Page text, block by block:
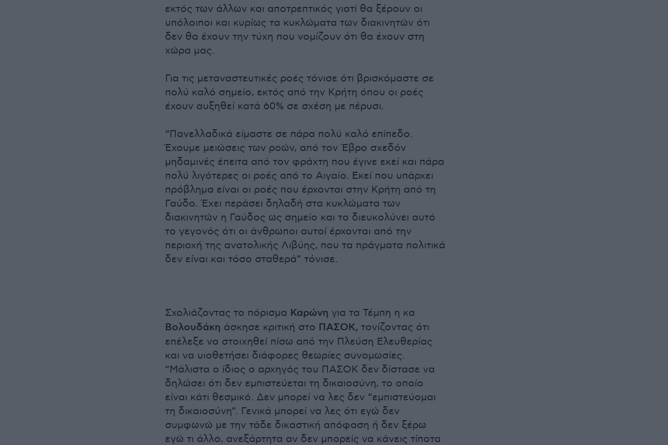
εκτός των άλλων και αποτρεπτικός γιατί θα ξέρουν οι
υπόλοιποι και κυρίως τα κυκλώματα των διακινητών ότι
δεν θα έχουν την τύχη που νομίζουν ότι θα έχουν στη
χώρα μας.
Για τις μεταναστευτικές ροές τόνισε ότι βρισκόμαστε σε
πολύ καλό σημείο, εκτός από την Κρήτη όπου οι ροές
έχουν αυξηθεί κατά 60% σε σχέση με πέρυσι.
“Πανελλαδικά είμαστε σε πάρα πολύ καλό επίπεδο.
Έχουμε μειώσεις των ροών, από τον Έβρο σχεδόν
μηδαμινές έπειτα από τον φράχτη που έγινε εκεί και πάρα
πολύ λιγότερες οι ροές από το Αιγαίο. Εκεί που υπάρχει
πρόβλημα είναι οι ροές που έρχονται στην Κρήτη από τη
Γαύδο. Έχει περάσει δηλαδή στα κυκλώματα των
διακινητών η Γαύδος ως σημείο και το διευκολύνει αυτό
το γεγονός ότι οι άνθρωποι αυτοί έρχονται από την
περιοχή της ανατολικής Λιβύης, που τα πράγματα πολιτικά
δεν είναι και τόσο σταθερά” τόνισε.
Σχολιάζοντας το πόρισμα Καρώνη για τα Τέμπη η κα
Βολουδάκη άσκησε κριτική στο ΠΑΣΟΚ, τονίζοντας ότι
επέλεξε να στοιχηθεί πίσω από την Πλεύση Ελευθερίας
και να υιοθετήσει διάφορες θεωρίες συνομωσίες.
“Μάλιστα ο ίδιος ο αρχηγός του ΠΑΣΟΚ δεν δίστασε να
δηλώσει ότι δεν εμπιστεύεται τη δικαιοσύνη, το οποίο
είναι κάτι θεσμικό. Δεν μπορεί να λες δεν “εμπιστεύομαι
τη δικαιοσύνη”. Γενικά μπορεί να λες ότι εγώ δεν
συμφωνώ με την τάδε δικαστική απόφαση ή δεν ξέρω
εγώ τι άλλο, ανεξάρτητα αν δεν μπορείς να κάνεις τίποτα